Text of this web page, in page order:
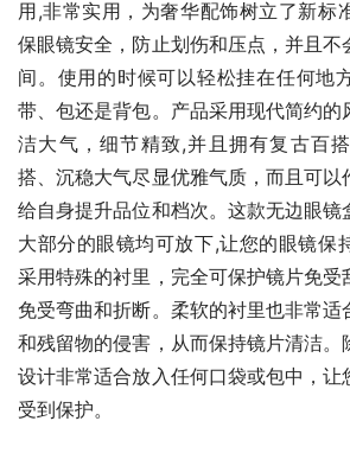
用,非常实用，为奢华配饰树立了新标
保眼镜安全，防止划伤和压点，并且不
间。使用的时候可以轻松挂在任何地
带、包还是背包。产品采用现代简约的
洁大气，细节精致,并且拥有复古百
搭、沉稳大气尽显优雅气质，而且可以
给自身提升品位和档次。这款无边眼镜
大部分的眼镜均可放下,让您的眼镜保
采用特殊的衬里，完全可保护镜片免受
免受弯曲和折断。柔软的衬里也非常适
和残留物的侵害，从而保持镜片清洁。
设计非常适合放入任何口袋或包中，让
受到保护。